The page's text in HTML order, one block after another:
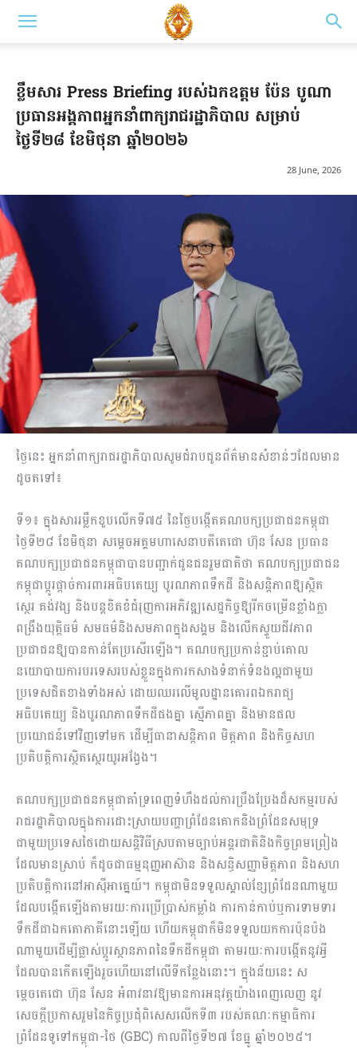
ខ្លឹមសារ Press Briefing របស់ឯកឧត្តម ប៉ែន បូណា
ប្រធានអង្គភាពអ្នកនាំពាក្យរាជរដ្ឋាភិបាល សម្រាប់
ថ្ងៃទី២៨ ខែមិថុនា ឆ្នាំ២០២៦
28 June, 2026
ថ្ងៃនេះ អ្នកនាំពាក្យរាជរដ្ឋាភិបាលសូមជំរាបជូនព័ត៌មានសំខាន់ៗដែលមាន
ដូចតទៅ៖
ទី១៖ ក្នុងសាររម្លឹកខួបលើកទី៧៥ នៃថ្ងៃបង្កើតគណបក្សប្រជាជនកម្ពុជា
ថ្ងៃទី២៨ ខែមិថុនា សម្តេចអគ្គមហាសេនាបតីតេជោ ហ៊ុន សែន ប្រធាន
គណបក្សប្រជាជនកម្ពុជាបានបញ្ជាក់ជូនជនរួមជាតិថា គណបក្សប្រជាជន
កម្ពុជាប្តូរផ្តាច់ការពារអធិបតេយ្យ បូរណភាពទឹកដី និងសន្តិភាពឱ្យស្ថិត
ស្ថេរ គង់វង្ស និងបន្តខិតខំជំរុញការអភិវឌ្ឍសេដ្ឋកិច្ចឱ្យរីកចម្រើនខ្លាំងក្លា
ពង្រឹងយុត្តិធម៌ សមធម៌និងសមភាពក្នុងសង្គម និងលើកស្ទួយជីវភាព
ប្រជាជនឱ្យបានកាន់តែប្រសើរឡើង។ គណបក្សប្រកាន់ខ្ជាប់គោល
នយោបាយការបរទេសរបស់ខ្លួនក្នុងការកសាងទំនាក់ទំនងល្អជាមួយ
ប្រទេសជិតខាងទាំងអស់ ដោយឈរលើមូលដ្ឋានគោរពឯករាជ្យ
អធិបតេយ្យ និងបូរណភាពទឹកដីផងគ្នា ស្មើភាពគ្នា និងមានផល
ប្រយោជន៍ទៅវិញទៅមក ដើម្បីធានាសន្តិភាព មិត្តភាព និងកិច្ចសហ
ប្រតិបត្តិការស្ថិតស្ថេរយូរអង្វែង។
គណបក្សប្រជាជនកម្ពុជាគាំទ្រពេញទំហឹងដល់ការប្រឹងប្រែងដ៏សកម្មរបស់
រាជរដ្ឋាភិបាលក្នុងការដោះស្រាយបញ្ហាព្រំដែនគោកនិងព្រំដែនសមុទ្រ
ជាមួយប្រទេសថៃដោយសន្តិវិធីស្របតាមច្បាប់អន្តរជាតិនិងកិច្ចព្រមព្រៀង
ដែលមានស្រាប់ ក៏ដូចជាធម្មនុញ្ញអាស៊ាន និងសន្ធិសញ្ញាមិត្តភាព និងសហ
ប្រតិបត្តិការនៅអាស៊ីអាគ្នេយ៍។ កម្ពុជាមិនទទួលស្គាល់ខ្សែព្រំដែនណាមួយ
ដែលបង្កើតឡើងតាមរយៈការប្រើប្រាស់កម្លាំង ការកាន់កាប់ឬការទាមទារ
ទឹកដីជាឯកតោភាគីនោះឡើយ ហើយកម្ពុជាក៏មិនទទួលយកការប៉ុនប៉ង
ណាមួយដើម្បីផ្លាស់ប្តូរស្ថានភាពនៃទឹកដីកម្ពុជា តាមរយៈការបង្កើតនូវអ្វី
ដែលបានកើតឡើងរួចហើយនៅលើទីកន្លែងនោះ។ ក្នុងន័យនេះ ស
ម្តេចតេជោ ហ៊ុន សែន អំពាវនាវឱ្យមានការអនុវត្តយ៉ាងពេញលេញ នូវ
សេចក្តីប្រកាសរួមនៃកិច្ចប្រជុំពិសេសលើកទី៣ របស់គណៈកម្មាធិការ
ព្រំដែនទូទៅកម្ពុជា-ថៃ (GBC) កាលពីថ្ងៃទី២៧ ខែធ្នូ ឆ្នាំ២០២៥។